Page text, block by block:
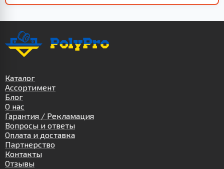
Каталог
Ассортимент
Блог
О нас
Гарантия / Рекламация
Вопросы и ответы
Оплата и доставка
Партнерство
Контакты
Отзывы